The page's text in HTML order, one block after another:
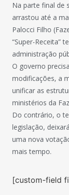
Na parte final de
arrastou até a
Palocci Filho
“Super-Receita”
administração
O governo
modificações, a
unificar as
ministérios da
Do contrário, o
legislação,
uma nova
mais tempo.
[custom-field